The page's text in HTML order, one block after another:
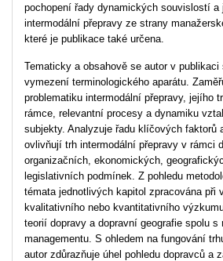
pochopení řady dynamických souvislostí a
intermodální přepravy ze strany
které je publikace také určena.
Tematicky a obsahově se autor v
vymezení terminologického aparátu.
problematiku intermodální přepravy, jejího
rámce, relevantní procesy a dynamiku
subjekty. Analyzuje řadu klíčových faktorů
ovlivňují trh intermodální přepravy v rámci
organizačních, ekonomických,
legislativních podmínek. Z pohledu
témata jednotlivých kapitol zpracována při
kvalitativního nebo kvantitativního
teorií dopravy a dopravní geografie spolu s
managementu. S ohledem na fungování
autor zdůrazňuje úhel pohledu dopravců a